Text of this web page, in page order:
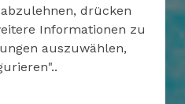
drücken
Informationen zu
auszuwählen,